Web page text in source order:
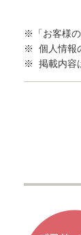
※「お客様の
※ 個人情報
※ 掲載内容